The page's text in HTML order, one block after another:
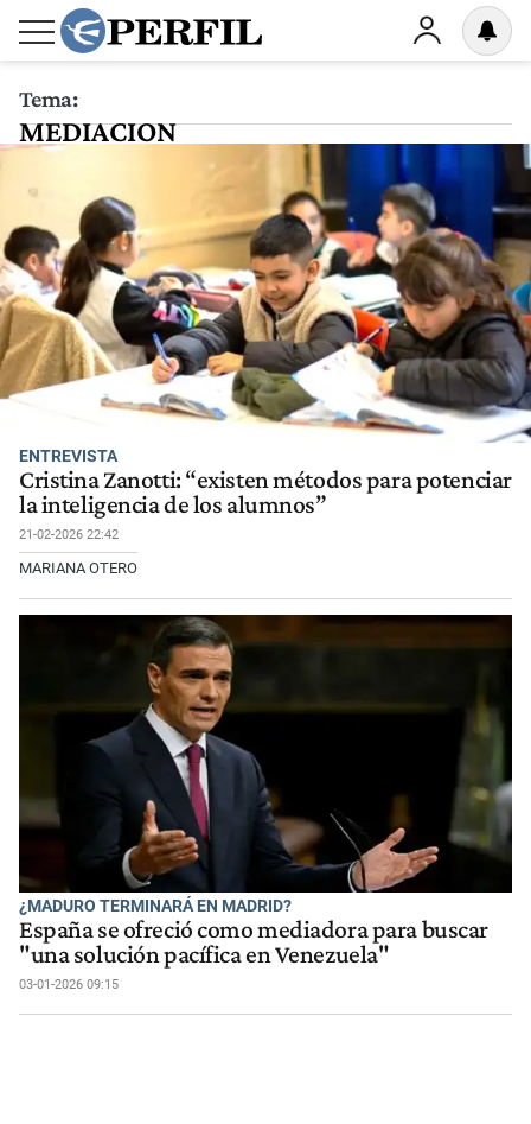
Tema:
MEDIACION
ENTREVISTA
Cristina Zanotti: “existen métodos para potenciar
la inteligencia de los alumnos”
21-02-2026 22:42
MARIANA OTERO
¿MADURO TERMINARÁ EN MADRID?
España se ofreció como mediadora para buscar
"una solución pacífica en Venezuela"
03-01-2026 09:15